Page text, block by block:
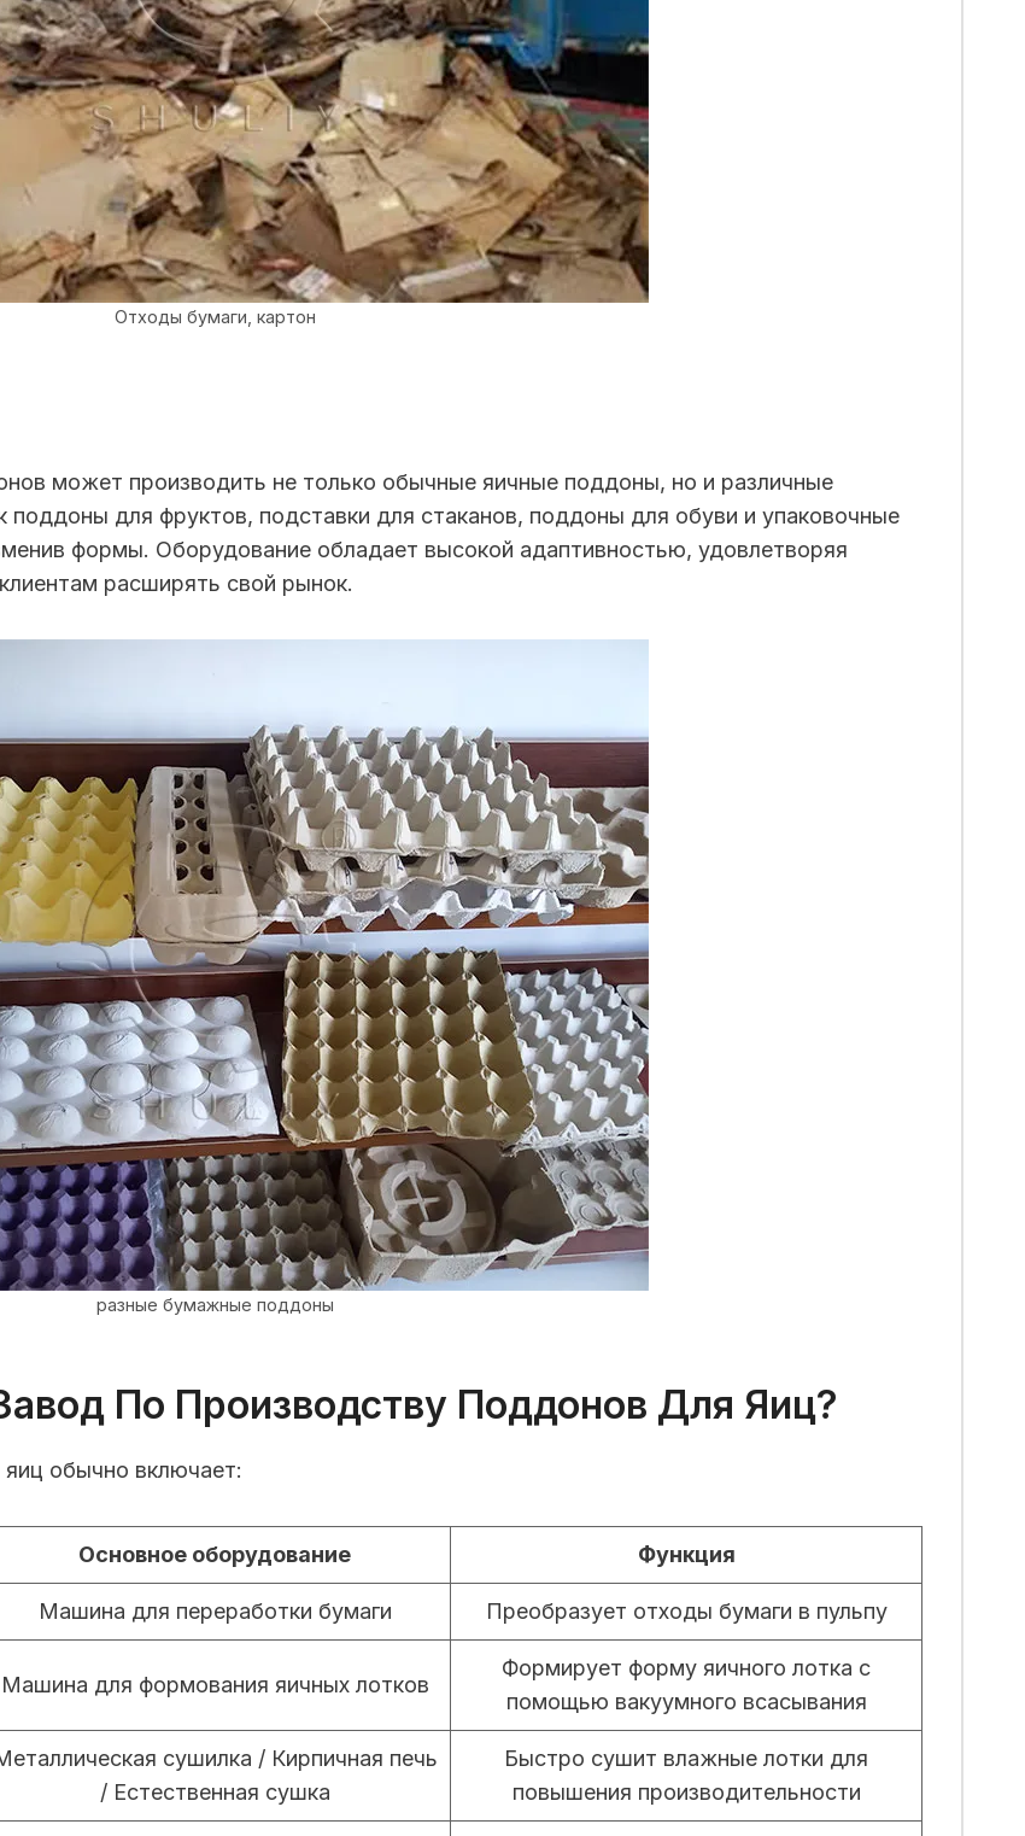
Отходы бумаги, картон
может производить не только обычные яичные поддоны, но и различные
поддоны для фруктов, подставки для стаканов, поддоны для обуви и упаковочные
формы. Оборудование обладает высокой адаптивностью, удовлетворяя
расширять свой рынок.
разные бумажные поддоны
По Производству Поддонов Для Яиц?
обычно включает:
Основное оборудование Функция
Машина для переработки бумаги Преобразует отходы бумаги в пульпу
Машина для формования яичных лотков
Формирует форму яичного лотка с
помощью вакуумного всасывания
сушилка / Кирпичная печь
/ Естественная сушка
Быстро сушит влажные лотки для
повышения производительности